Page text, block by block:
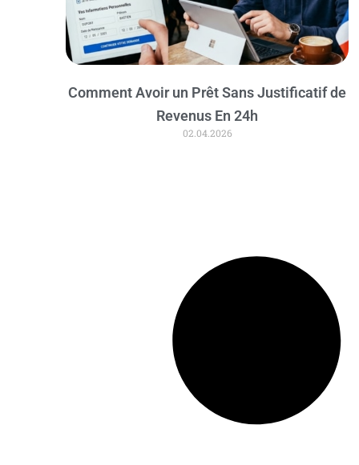
Comment Avoir un Prêt Sans Justificatif de
Revenus En 24h
02.04.2026